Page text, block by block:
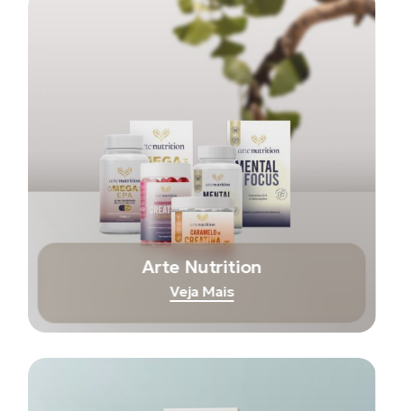
Arte Nutrition
Veja Mais